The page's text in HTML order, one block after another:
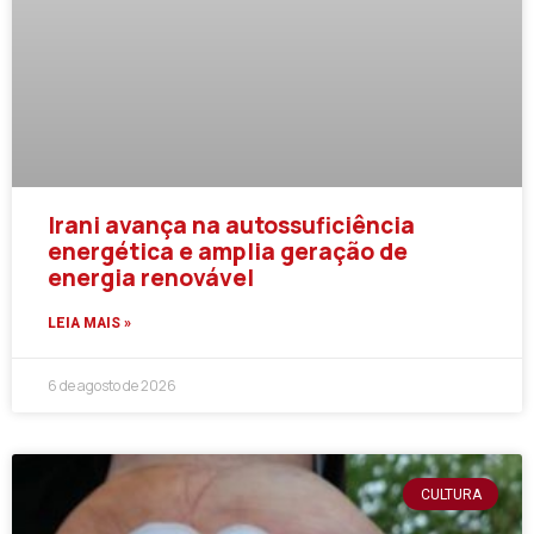
Irani avança na autossuficiência
energética e amplia geração de
energia renovável
LEIA MAIS »
6 de agosto de 2026
CULTURA